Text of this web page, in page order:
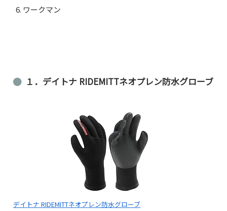
ワークマン
１．デイトナ RIDEMITTネオプレン防水グローブ
デイトナ RIDEMITTネオプレン防水グローブ